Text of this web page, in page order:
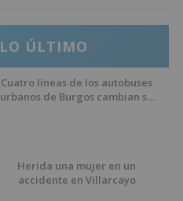
LO ÚLTIMO
Cuatro líneas de los autobuses
urbanos de Burgos cambian su
Herida una mujer en un
accidente en Villarcayo